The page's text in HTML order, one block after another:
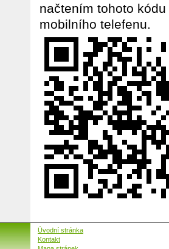
načtením tohoto
mobilního telefenu.
Úvodní stránka
Kontakt